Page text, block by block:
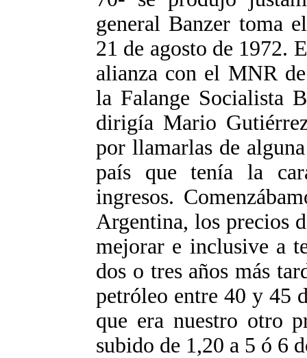
general Banzer toma
21 de agosto de 1972.
alianza con el MNR
la Falange Socialista
dirigía Mario
por llamarlas de
país que tenía la
ingresos.
Argentina, los precios
mejorar e inclusive a
dos o tres años más
petróleo entre 40 y 45
que era nuestro otro
subido de 1,20 a 5 ó 6